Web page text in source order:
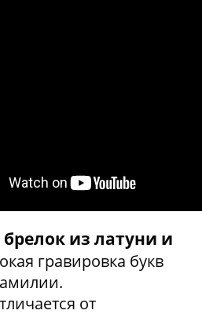
из латуни и
гравировка букв
от